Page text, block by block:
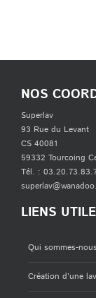
NOS
Superlav
93 Rue du Levant
CS 40081
59332 Tourcoing
Tél. :
LIENS
Qui sommes-
Création d’une